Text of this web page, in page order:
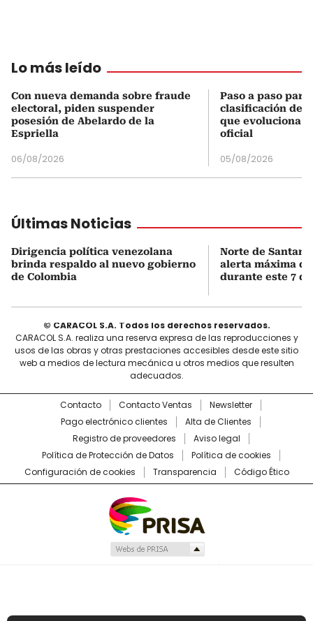
Lo más leído
Con nueva demanda sobre fraude
electoral, piden suspender
posesión de Abelardo de la
Espriella
06/08/2026
Paso a paso
clasificación del
que evoluciona
oficial
05/08/2026
Últimas Noticias
Dirigencia política venezolana
brinda respaldo al nuevo gobierno
de Colombia
Norte de
alerta máxima
durante este 7
© CARACOL S.A. Todos los derechos reservados.
CARACOL S.A. realiza una reserva expresa de las reproducciones y
usos de las obras y otras prestaciones accesibles desde este sitio
web a medios de lectura mecánica u otros medios que resulten
adecuados.
Contacto Contacto Ventas
Newsletter
Pago electrónico clientes
Alta de Clientes
Registro de proveedores
Aviso legal
Política de Protección de Datos
Política de cookies
Configuración de cookies
Transparencia Código Ético